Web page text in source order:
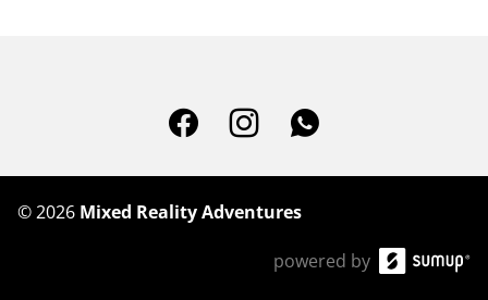
©2026 Mixed Reality Adventures
powered by